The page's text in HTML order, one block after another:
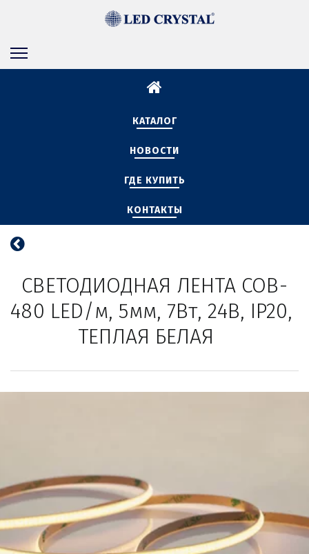
КАТАЛОГ
НОВОСТИ
ГДЕ КУПИТЬ
КОНТАКТЫ
СВЕТОДИОДНАЯ ЛЕНТА COB-
480 LED/м, 5мм, 7Вт, 24В, IP20,
ТЕПЛАЯ БЕЛАЯ